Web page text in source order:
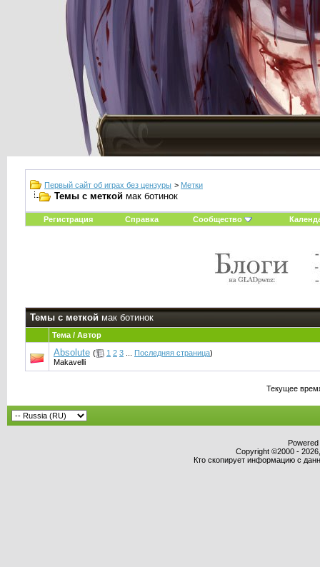
Первый сайт об играх без цензуры > Метки
Темы с меткой мак ботинок
Регистрация Справка Сообщество
Темы с меткой мак ботинок
Тема / Автор
Absolute ( 1 2 3... Последняя страница)
Makavelli
Текущее
Copyright ©2000 -
Кто скопирует информацию с